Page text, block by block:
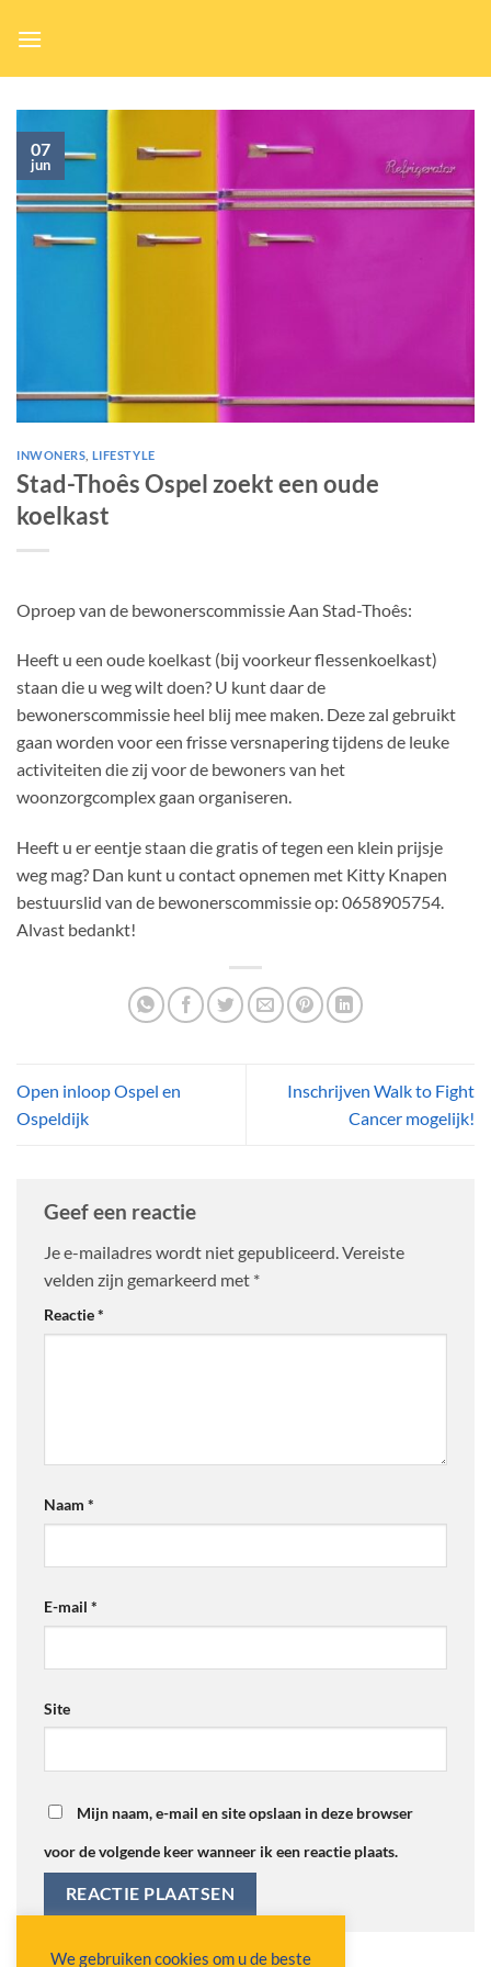
naar
07
jun
INWONERS LIFESTYLE
Stad-Thoês Ospel zoekt een oude
koelkast
Oproep van de bewonerscommissie Aan Stad-Thoês:
Heeft u een oude koelkast (bij voorkeur flessenkoelkast)
staan die u weg wilt doen? U kunt daar de
bewonerscommissie heel blij mee maken. Deze zal gebruikt
gaan worden voor een frisse versnapering tijdens de leuke
activiteiten die zij voor de bewoners van het
woonzorgcomplex gaan organiseren.
Heeft u er eentje staan die gratis of tegen een klein prijsje
weg mag? Dan kunt u contact opnemen met Kitty Knapen
bestuurslid van de bewonerscommissie op: 0658905754.
Alvast bedankt!
Open inloop Ospel en
Ospeldijk
Inschrijven Walk to Fight
Cancer mogelijk!
Geef een reactie
Je e-mailadres wordt niet gepubliceerd.Vereiste
velden zijn gemarkeerd met *
Reactie*
Naam *
E-mail *
Site
Mijn naam, e-mail en site opslaan in deze browser
voor de volgende keer wanneer ik een reactie plaats.
Alternative:
We gebruiken cookies om u de beste